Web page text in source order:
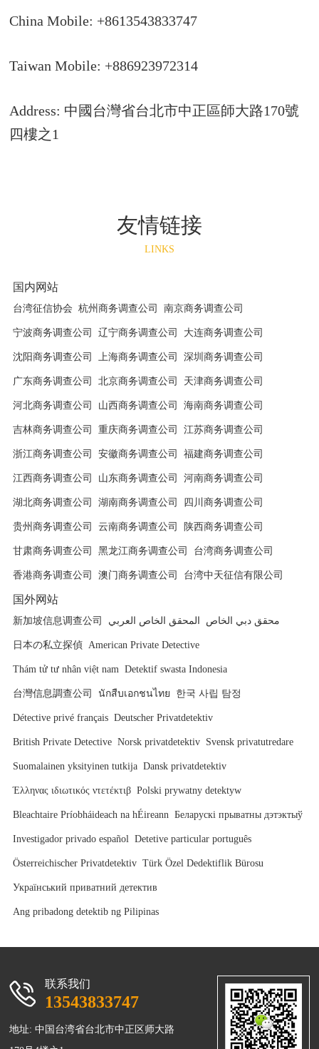
China Mobile: +8613543833747
Taiwan Mobile: +886923972314
Address: 中國台灣省台北市中正區師大路170號
四樓之1
友情链接
LINKS
国内网站
台湾征信协会 杭州商务调查公司 南京商务调查公司
宁波商务调查公司 辽宁商务调查公司 大连商务调查公司
沈阳商务调查公司 上海商务调查公司 深圳商务调查公司
广东商务调查公司 北京商务调查公司 天津商务调查公司
河北商务调查公司 山西商务调查公司 海南商务调查公司
吉林商务调查公司 重庆商务调查公司 江苏商务调查公司
浙江商务调查公司 安徽商务调查公司 福建商务调查公司
江西商务调查公司 山东商务调查公司 河南商务调查公司
湖北商务调查公司 湖南商务调查公司 四川商务调查公司
贵州商务调查公司 云南商务调查公司 陕西商务调查公司
甘肃商务调查公司 黑龙江商务调查公司 台湾商务调查公司
香港商务调查公司 澳门商务调查公司 台湾中天征信有限公司
国外网站
新加坡信息调查公司 المحقق الخاص العربي محقق دبي الخاص
日本の私立探偵 American Private Detective
Thám tử tư nhân việt nam Detektif swasta Indonesia
台灣信息調查公司 นักสืบเอกชนไทย 한국 사립 탐정
Détective privé français Deutscher Privatdetektiv
British Private Detective Norsk privatdetektiv Svensk privatutredare
Suomalainen yksityinen tutkija Dansk privatdetektiv
Έλληνας ιδιωτικός ντετέκτιβ Polski prywatny detektyw
Bleachtaire Príobháideach na hÉireann Беларускі прыватны дэтэктыў
Investigador privado español Detetive particular português
Österreichischer Privatdetektiv Türk Özel Dedektiflik Bürosu
Український приватний детектив
Ang pribadong detektib ng Pilipinas
联系我们
13543833747
地址: 中国台湾省台北市中正区师大路